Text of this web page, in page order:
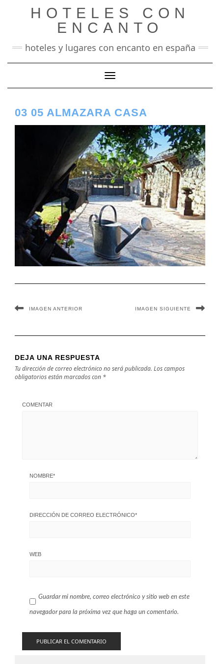
HOTELES CON
ENCANTO
hoteles y lugares con encanto en españa
Cambiar modo de navegación
03 05 ALMAZARA CASA
IMAGEN ANTERIOR IMAGEN SIGUIENTE
DEJA UNA RESPUESTA
Tu dirección de correo electrónico no será publicada. Los campos
obligatorios están marcados con *
COMENTAR
NOMBRE*
DIRECCIÓN DE CORREO ELECTRÓNICO*
WEB
Guardar mi nombre, correo electrónico y sitio web en este
navegador para la próxima vez que haga un comentario.